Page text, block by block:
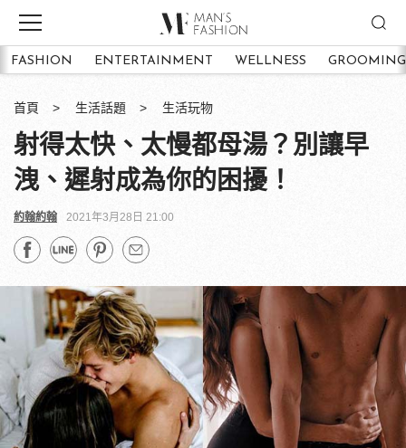
FASHION ENTERTAINMENT WELLNESS GROOMING
首頁 生活話題 生活玩物
射得太快、太慢都母湯？別讓早
洩、遲射成為你的困擾！
約翰約翰 2021年3月28日 21:00